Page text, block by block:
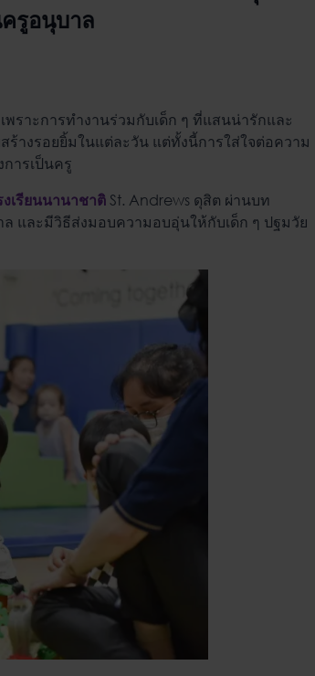
ครูอนุบาล
ราะการทำงานร่วมกับเด็ก ๆ ที่แสนน่ารักและ
างรอยยิ้มในแต่ละวัน แต่ทั้งนี้การใส่ใจต่อความ
ารเป็นครู
งเรียนนานาชาติ St. Andrews ดุสิต ผ่านบท
และมีวิธีส่งมอบความอบอุ่นให้กับเด็ก ๆ ปฐมวัย